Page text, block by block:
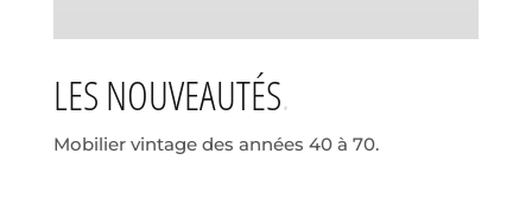
LES NOUVEAUTÉS
Mobilier vintage des années 40 à 70.